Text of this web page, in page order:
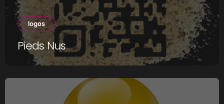
logos
Pieds Nus